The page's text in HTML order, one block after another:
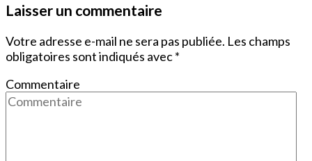
Laisser un commentaire
Votre adresse e-mail ne sera pas publiée. Les champs
obligatoires sont indiqués avec*
Commentaire